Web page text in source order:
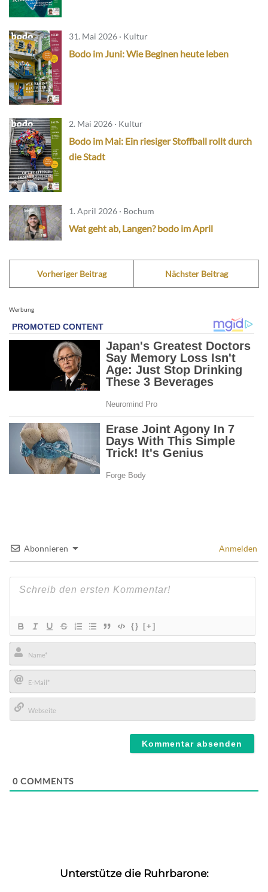
31. Mai 2026 · Kultur
Bodo im Juni: Wie Beginen heute leben
2. Mai 2026 · Kultur
Bodo im Mai: Ein riesiger Stoffball rollt durch
die Stadt
1. April 2026 · Bochum
Wat geht ab, Langen? bodo im April
Vorheriger Beitrag Nächster Beitrag
Werbung
Abonnieren Anmelden
{} [+]
Name*
E-
Mail*
0 COMMENTS
Unterstütze die Ruhrbarone: